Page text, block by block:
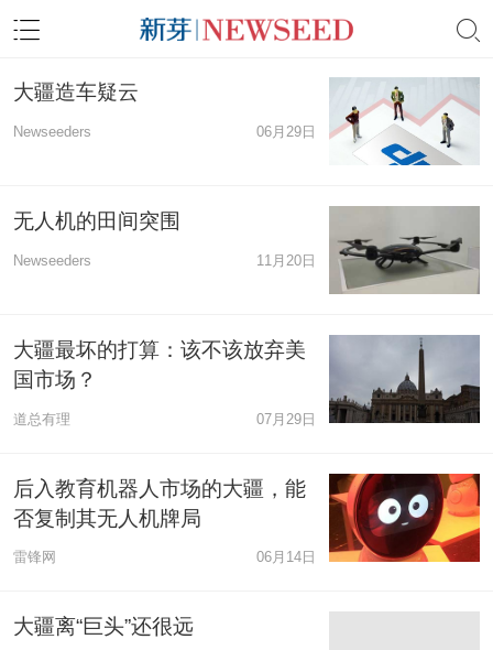
大疆造车疑云
Newseeders 06月29日
无人机的田间突围
Newseeders 11月20日
大疆最坏的打算：该不该放弃美
国市场？
道总有理 07月29日
后入教育机器人市场的大疆，能
否复制其无人机牌局
雷锋网 06月14日
大疆离“巨头”还很远